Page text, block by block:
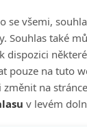
se všemi,
Souhlas také
dispozici
pouze na tuto
na
v levém